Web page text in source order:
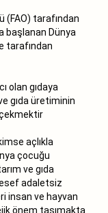
(FAO) tarafından
başlanan Dünya
tarafından
olan gıdaya
gıda üretiminin
açlıkla
çocuğu
ve gıda
adaletsiz
insan ve hayvan
önem taşımakta